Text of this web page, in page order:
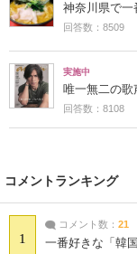
神奈川県で一
回答数：8509
実施中
唯一無二の歌
回答数：8108
コメントランキング
1
コメント数： 21
一番好きな「韓